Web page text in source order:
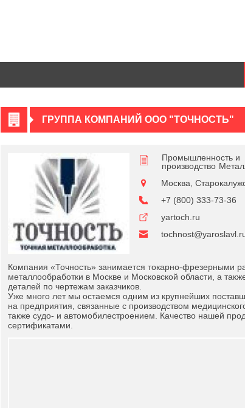
ГРУППА КОМПАНИЙ ООО "ТОЧНОСТЬ"
Промышленность и
производство
Москва,
+7 (800) 333-73-36
yartoch.ru
Компания «Точность» занимается токарно-фрезерными
металлообработки в Москве и Московской области, а
деталей по чертежам заказчиков.
Уже много лет мы остаемся одним из крупнейших
на предприятия, связанные с производством
также судо- и автомобилестроением. Качество нашей
сертификатами.